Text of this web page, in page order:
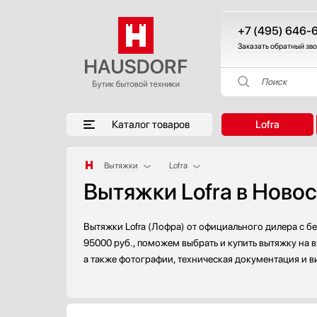
+7 (495) 646-
Заказать обратный
Поиск
Каталог товаров Lofra
Вытяжки
Аксессуары
Акустические системы
Аромастанции
Барбекю
Lofra
AEG
Barazza
Bertazzoni
BORA
Вытяжки Lofra в
Вытяжки Lofra (Лофра) от официального дилера с
95000 руб., поможем выбрать и купить вытяжку на
а также фотографии, техническая документация и